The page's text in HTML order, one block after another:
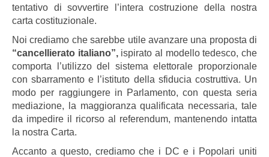
tentativo di sovvertire l’intera costruzione della nostra
carta costituzionale.
Noi crediamo che sarebbe utile avanzare una proposta di
“cancellierato italiano”,ispirato al modello tedesco, che
comporta l’utilizzo del sistema elettorale proporzionale
con sbarramento e l’istituto della sfiducia costruttiva. Un
modo per raggiungere in Parlamento, con questa seria
mediazione, la maggioranza qualificata necessaria, tale
da impedire il ricorso al referendum, mantenendo intatta
la nostra Carta.
Accanto a questo, crediamo che i DC e i Popolari uniti